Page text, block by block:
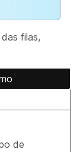
filas,
de